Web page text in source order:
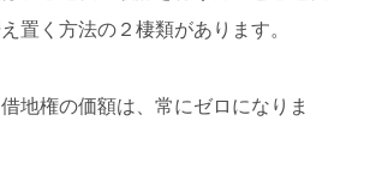
置く方法の２棲類があります。
地権の価額は、常にゼロになりま